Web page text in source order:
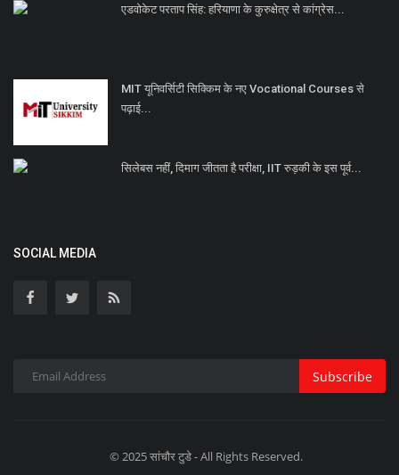
एडवोकेट परताप सिंह: हरियाणा के कुरुक्षेत्र से कांग्रेस...
MIT यूनिवर्सिटी सिक्किम के नए Vocational Courses से
पढ़ाई...
सिलेबस नहीं, दिमाग जीतता है परीक्षा, IIT रुड़की के इस पूर्व...
SOCIAL MEDIA
Subscribe
© 2025 सांचौर टुडे - All Rights Reserved.